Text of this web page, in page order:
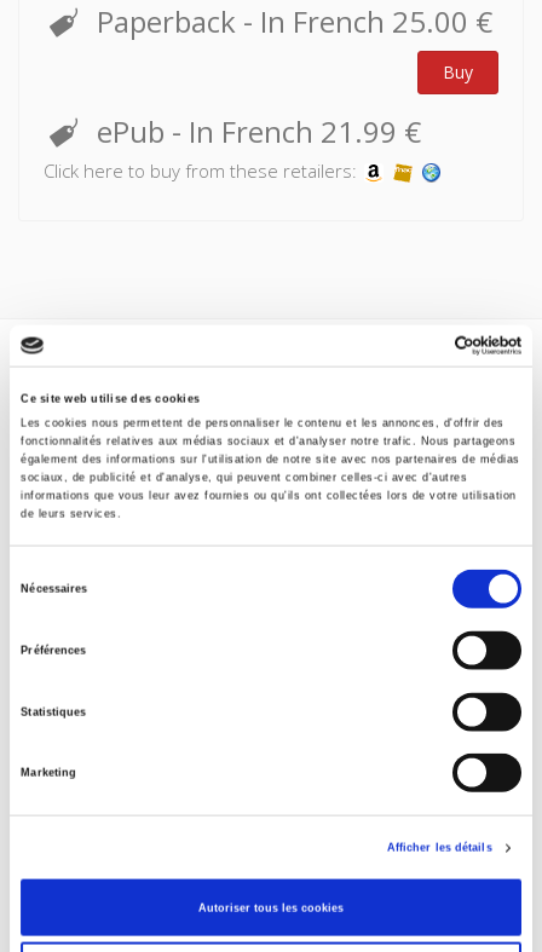
Ce site web utilise des cookies
Les cookies nous permettent de personnaliser le contenu et les annonces, d'offrir des
fonctionnalités relatives aux médias sociaux et d'analyser notre trafic. Nous partageons
également des informations sur l'utilisation de notre site avec nos partenaires de médias
sociaux, de publicité et d'analyse, qui peuvent combiner celles-ci avec d'autres
informations que vous leur avez fournies ou qu'ils ont collectées lors de votre utilisation
de leurs services.
Nécessaires
Préférences
Statistiques
Marketing
Afficher les détails
Autoriser tous les cookies
Paperback - In French 25.00 €
Buy
ePub - In French 21.99 €
Click here to buy from these retailers:
Formats
Contents
Publisher
Author
With
Laure
Fleury
Académique
French